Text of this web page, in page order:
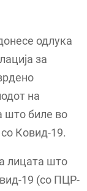
одлука
за
на
што биле во
Ковид-19.
лицата што
19 (со ПЦР-